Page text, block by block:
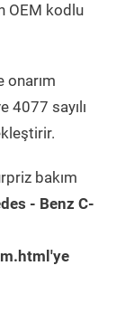
OEM kodlu
onarım
4077 sayılı
bakım
- Benz C-